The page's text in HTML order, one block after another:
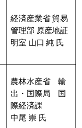
経済産業省 貿易
管理部 原産地証
明室 山口 純 氏
農林水産省 輸
出・国際局 国
際経済課
中尾 崇 氏